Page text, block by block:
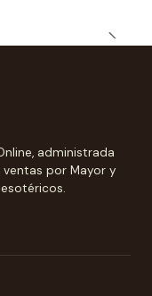
administrada
por Mayor y